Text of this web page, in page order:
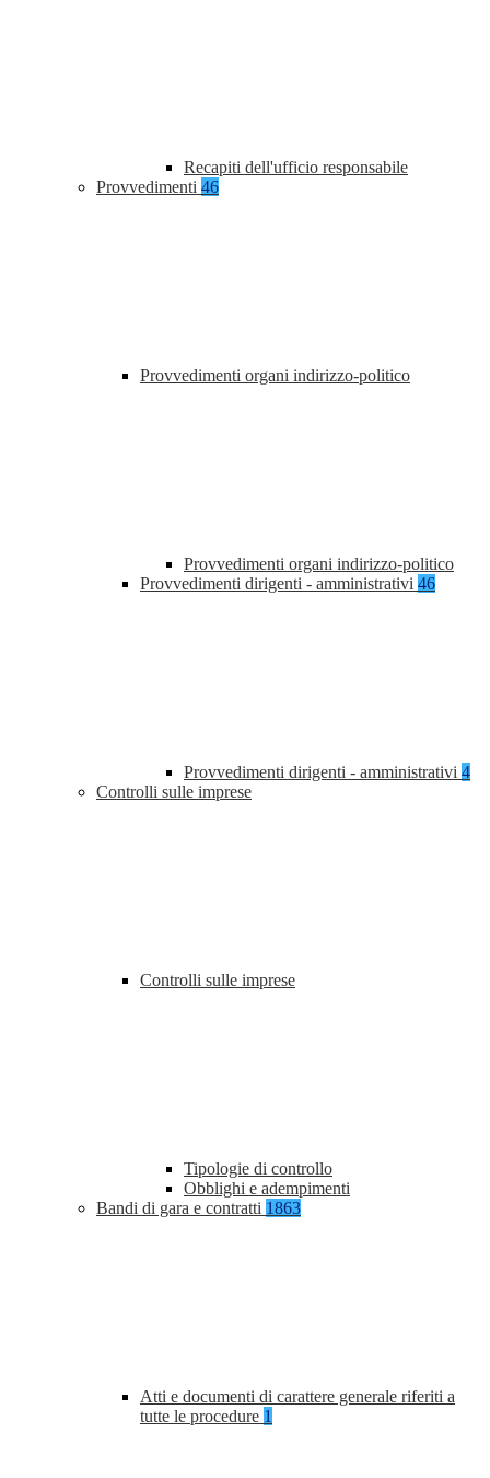
Recapiti dell'ufficio responsabile
Provvedimenti 46
Provvedimenti organi indirizzo-politico
Provvedimenti organi indirizzo-politico
Provvedimenti dirigenti - amministrativi 46
Provvedimenti dirigenti - amministrativi 4
Controlli sulle imprese
Controlli sulle imprese
Tipologie di controllo
Obblighi e adempimenti
Bandi di gara e contratti 1863
Atti e documenti di carattere generale riferiti a
tutte le procedure 1